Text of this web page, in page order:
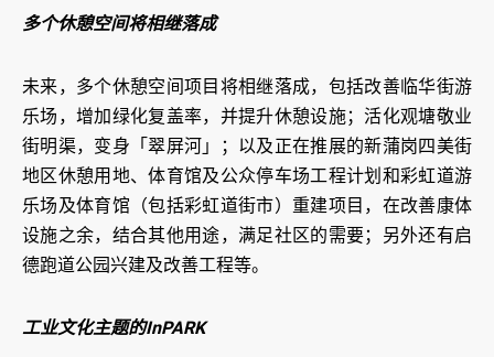
多个休憩空间将相继落成
未来，多个休憩空间项目将相继落成，包括改善临华街游
乐场，增加绿化复盖率，并提升休憩设施；活化观塘敬业
街明渠，变身「翠屏河」；以及正在推展的新蒲岗四美街
地区休憩用地、体育馆及公众停车场工程计划和彩虹道游
乐场及体育馆（包括彩虹道街市）重建项目，在改善康体
设施之余，结合其他用途，满足社区的需要；另外还有启
德跑道公园兴建及改善工程等。
工业文化主题的InPARK